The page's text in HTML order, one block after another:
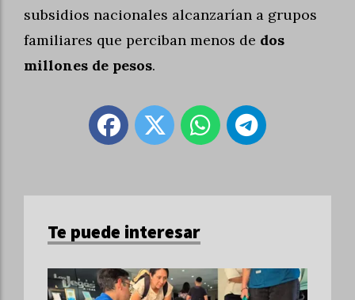
subsidios nacionales alcanzarían a grupos
familiares que perciban menos de dos
millones de pesos.
Te puede interesar